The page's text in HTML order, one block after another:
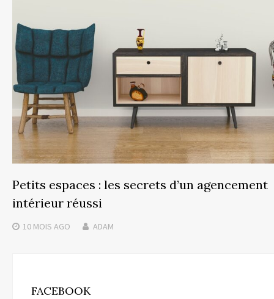
Petits espaces : les secrets d’un agencement
intérieur réussi
10 MOIS AGO ADAM
FACEBOOK